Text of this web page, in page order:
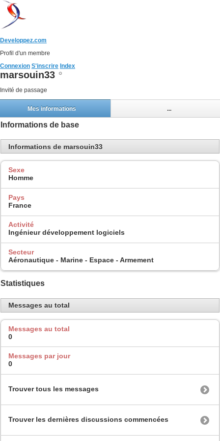
Developpez.com
Profil d'un membre
Connexion S'inscrire Index
marsouin33
Invité de passage
Mes informations ...
Informations de base
Informations de marsouin33
Sexe
Homme
Pays
France
Activité
Ingénieur développement logiciels
Secteur
Aéronautique - Marine - Espace - Armement
Statistiques
Messages au total
Messages au total
0
Messages par jour
0
Trouver tous les messages
Trouver les dernières discussions commencées